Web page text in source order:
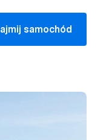
ajmij samochód